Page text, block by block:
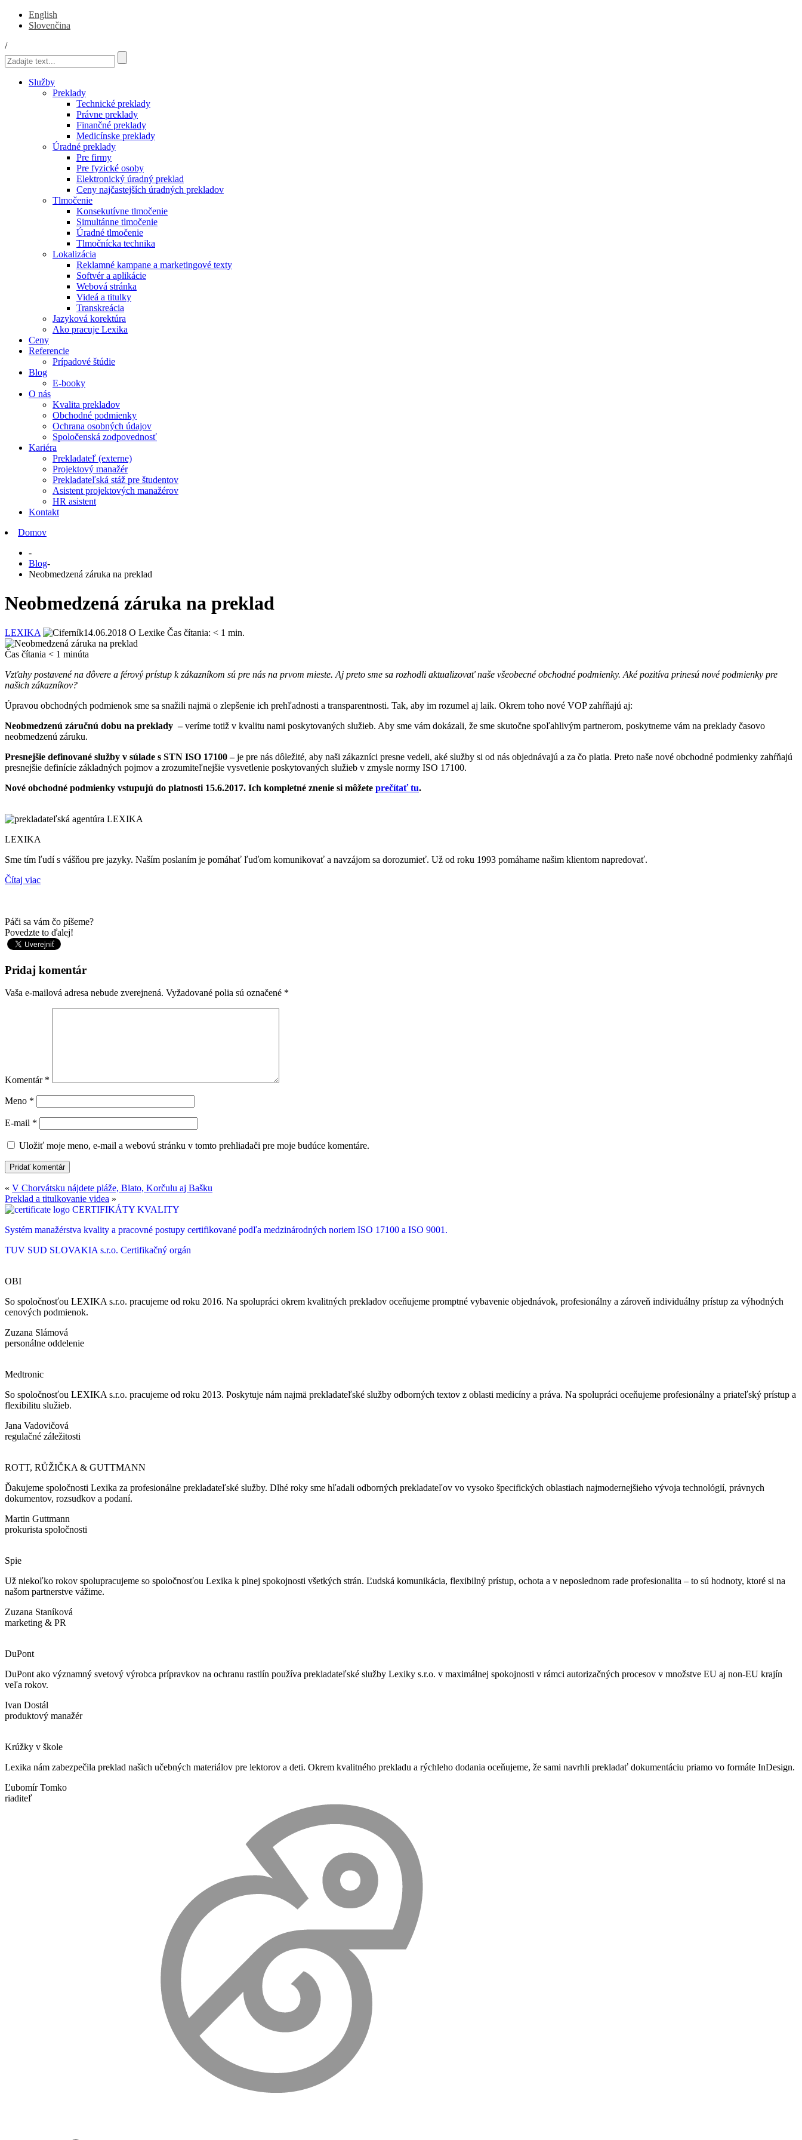
English
Slovenčina
/
Služby
Preklady
Technické preklady
Právne preklady
Finančné preklady
Medicínske preklady
Úradné preklady
Pre firmy
Pre fyzické osoby
Elektronický úradný preklad
Ceny najčastejších úradných prekladov
Tlmočenie
Konsekutívne tlmočenie
Simultánne tlmočenie
Úradné tlmočenie
Tlmočnícka technika
Lokalizácia
Reklamné kampane a marketingové texty
Softvér a aplikácie
Webová stránka
Videá a titulky
Transkreácia
Jazyková korektúra
Ako pracuje Lexika
Ceny
Referencie
Prípadové štúdie
Blog
E-booky
O nás
Kvalita prekladov
Obchodné podmienky
Ochrana osobných údajov
Spoločenská zodpovednosť
Kariéra
Prekladateľ (externe)
Projektový manažér
Prekladateľská stáž pre študentov
Asistent projektových manažérov
HR asistent
Kontakt
Domov
-
Blog-
Neobmedzená záruka na preklad
Neobmedzená záruka na preklad
LEXIKA 14.06.2018 O Lexike Čas čítania: < 1 min.
Čas čítania < 1 minúta
Vzťahy postavené na dôvere a férový prístup k zákazníkom sú pre nás na prvom mieste. Aj preto sme sa rozhodli aktualizovať naše všeobecné obchodné podmienky. Aké pozitíva prinesú nové podmienky pre
našich zákazníkov?
Úpravou obchodných podmienok sme sa snažili najmä o zlepšenie ich prehľadnosti a transparentnosti. Tak, aby im rozumel aj laik. Okrem toho nové VOP zahŕňajú aj:
Neobmedzenú záručnú dobu na preklady –veríme totiž v kvalitu nami poskytovaných služieb. Aby sme vám dokázali, že sme skutočne spoľahlivým partnerom, poskytneme vám na preklady časovo
neobmedzenú záruku.
Presnejšie definované služby v súlade s STN ISO 17100 –je pre nás dôležité, aby naši zákazníci presne vedeli, aké služby si od nás objednávajú a za čo platia. Preto naše nové obchodné podmienky zahŕňajú
presnejšie definície základných pojmov a zrozumiteľnejšie vysvetlenie poskytovaných služieb v zmysle normy ISO 17100.
Nové obchodné podmienky vstupujú do platnosti 15.6.2017. Ich kompletné znenie si môžete prečítať tu.
LEXIKA
Sme tím ľudí s vášňou pre jazyky. Naším poslaním je pomáhať ľuďom komunikovať a navzájom sa dorozumieť. Už od roku 1993 pomáhame našim klientom napredovať.
Čítaj viac
Páči sa vám čo píšeme?
Povedzte to ďalej!
Pridaj komentár
Vaša e-mailová adresa nebude zverejnená. Vyžadované polia sú označené *
Komentár *
Meno *
E-mail *
Uložiť moje meno, e-mail a webovú stránku v tomto prehliadači pre moje budúce komentáre.
« V Chorvátsku nájdete pláže, Blato, Korčulu aj Bašku
Preklad a titulkovanie videa »
CERTIFIKÁTY KVALITY
Systém manažérstva kvality a pracovné postupy certifikované podľa medzinárodných noriem ISO 17100 a ISO 9001.
TUV SUD SLOVAKIA s.r.o. Certifikačný orgán
OBI
So spoločnosťou LEXIKA s.r.o. pracujeme od roku 2016. Na spolupráci okrem kvalitných prekladov oceňujeme promptné vybavenie objednávok, profesionálny a zároveň individuálny prístup za výhodných
cenových podmienok.
Zuzana Slámová
personálne oddelenie
Medtronic
So spoločnosťou LEXIKA s.r.o. pracujeme od roku 2013. Poskytuje nám najmä prekladateľské služby odborných textov z oblasti medicíny a práva. Na spolupráci oceňujeme profesionálny a priateľský prístup a
flexibilitu služieb.
Jana Vadovičová
regulačné záležitosti
ROTT, RŮŽIČKA & GUTTMANN
Ďakujeme spoločnosti Lexika za profesionálne prekladateľské služby. Dlhé roky sme hľadali odborných prekladateľov vo vysoko špecifických oblastiach najmodernejšieho vývoja technológií, právnych
dokumentov, rozsudkov a podaní.
Martin Guttmann
prokurista spoločnosti
Spie
Už niekoľko rokov spolupracujeme so spoločnosťou Lexika k plnej spokojnosti všetkých strán. Ľudská komunikácia, flexibilný prístup, ochota a v neposlednom rade profesionalita – to sú hodnoty, ktoré si na
našom partnerstve vážime.
Zuzana Staníková
marketing & PR
DuPont
DuPont ako významný svetový výrobca prípravkov na ochranu rastlín používa prekladateľské služby Lexiky s.r.o. v maximálnej spokojnosti v rámci autorizačných procesov v množstve EU aj non-EU krajín
veľa rokov.
Ivan Dostál
produktový manažér
Krúžky v škole
Lexika nám zabezpečila preklad našich učebných materiálov pre lektorov a deti. Okrem kvalitného prekladu a rýchleho dodania oceňujeme, že sami navrhli prekladať dokumentáciu priamo vo formáte InDesign.
Ľubomír Tomko
riaditeľ